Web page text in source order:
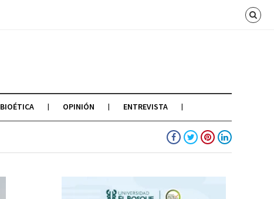
BIOÉTICA OPINIÓN ENTREVISTA